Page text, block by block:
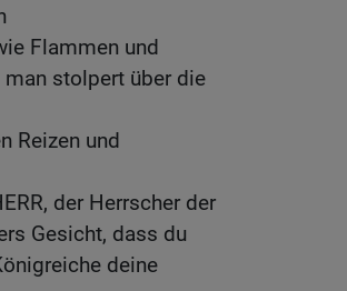
Flammen und
man stolpert über die
Reizen und
der Herrscher der
Gesicht, dass du
deine